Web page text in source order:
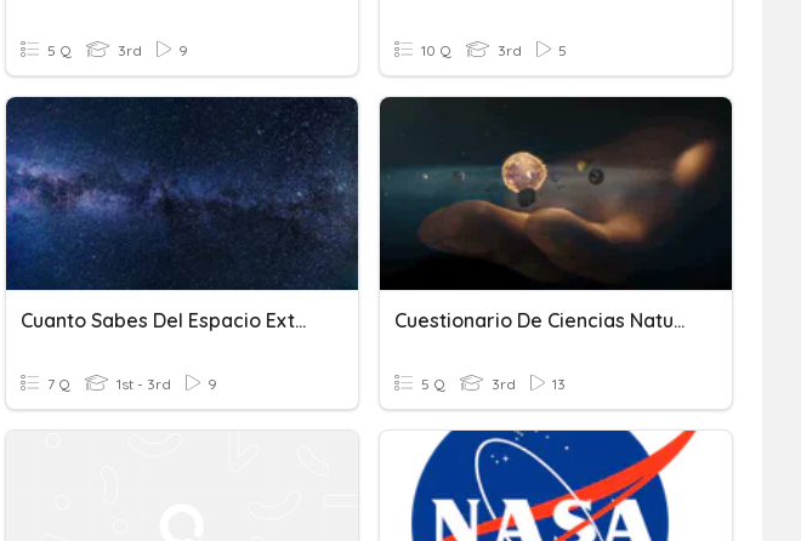
5 Q 3rd 9 10 Q 3rd 5
Cuanto Sabes Del Espacio Exterior?
7 Q 1st - 3rd 9
Cuestionario De Ciencias Naturales (Espacio Exterior)
5 Q 3rd 13